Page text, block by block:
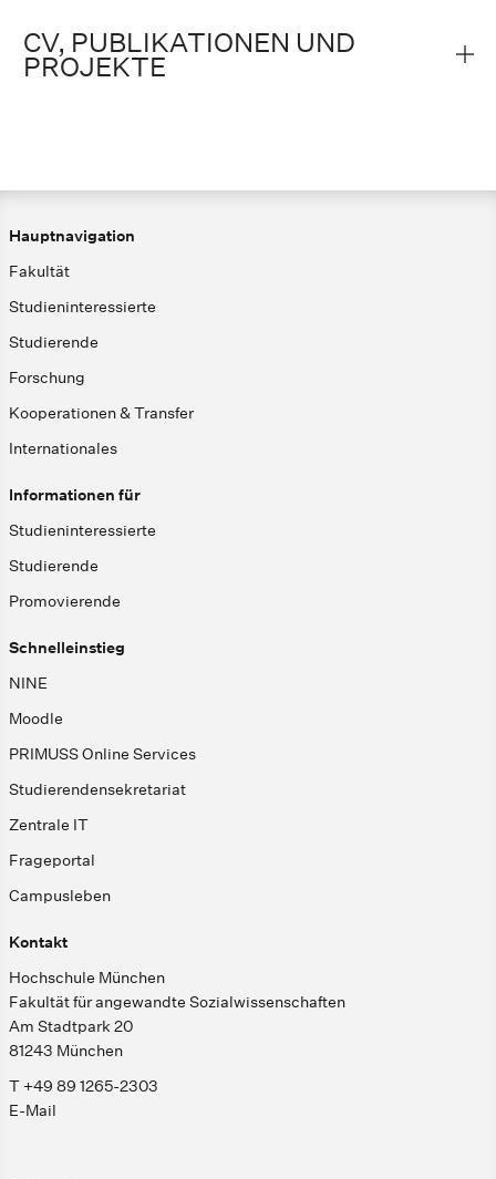
CV, PUBLIKATIONEN UND
PROJEKTE
Hauptnavigation
Fakultät
Studieninteressierte
Studierende
Forschung
Kooperationen & Transfer
Internationales
Informationen für
Studieninteressierte
Studierende
Promovierende
Schnelleinstieg
NINE
Moodle
PRIMUSS Online Services
Studierendensekretariat
Zentrale IT
Frageportal
Campusleben
Kontakt
Hochschule München
Fakultät für angewandte Sozialwissenschaften
Am Stadtpark 20
81243 München
T +49 89 1265-2303
E-Mail